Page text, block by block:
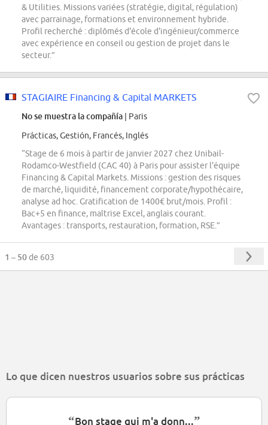
& Utilities. Missions variées (stratégie, digital, régulation)
avec parrainage, formations et environnement hybride.
Profil recherché : diplômés d'école d'ingénieur/commerce
avec expérience en conseil ou gestion de projet dans le
secteur.”
STAGIAIRE Financing & Capital MARKETS
No se muestra la compañía | Paris
Prácticas, Gestión, Francés, Inglés
“Stage de 6 mois à partir de janvier 2027 chez Unibail-
Rodamco-Westfield (CAC 40) à Paris pour assister l'équipe
Financing & Capital Markets. Missions : gestion des risques
de marché, liquidité, financement corporate/hypothécaire,
analyse ad hoc. Gratification de 1400€ brut/mois. Profil :
Bac+5 en finance, maîtrise Excel, anglais courant.
Avantages : transports, restauration, formation, RSE.”
1 – 50de 603
Lo que dicen nuestros usuarios sobre sus prácticas
“Bon stage qui m'a donn...”